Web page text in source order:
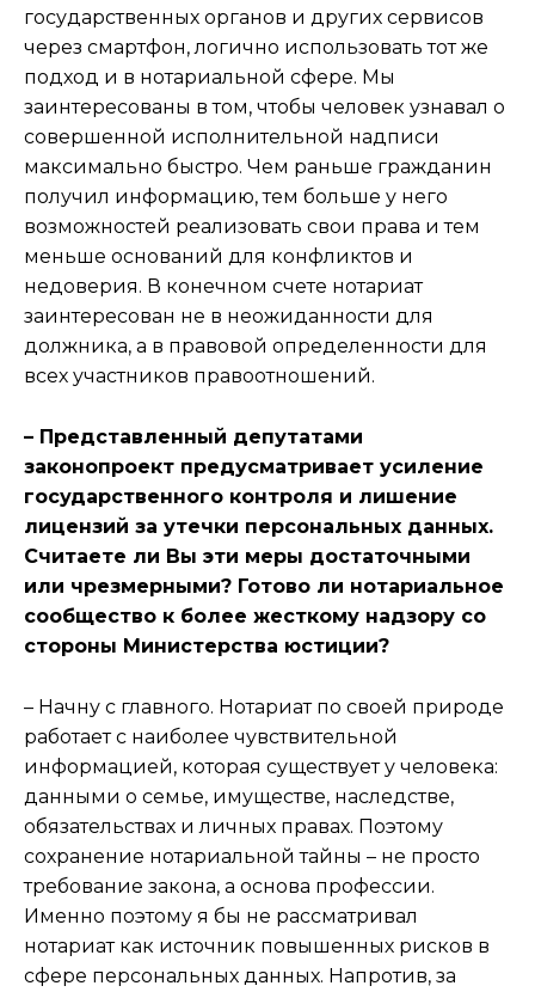
государственных органов и других сервисов
через смартфон, логично использовать тот же
подход и в нотариальной сфере. Мы
заинтересованы в том, чтобы человек узнавал о
совершенной исполнительной надписи
максимально быстро. Чем раньше гражданин
получил информацию, тем больше у него
возможностей реализовать свои права и тем
меньше оснований для конфликтов и
недоверия. В конечном счете нотариат
заинтересован не в неожиданности для
должника, а в правовой определенности для
всех участников правоотношений.
– Представленный депутатами
законопроект предусматривает усиление
государственного контроля и лишение
лицензий за утечки персональных данных.
Считаете ли Вы эти меры достаточными
или чрезмерными? Готово ли нотариальное
сообщество к более жесткому надзору со
стороны Министерства юстиции?
– Начну с главного. Нотариат по своей природе
работает с наиболее чувствительной
информацией, которая существует у человека:
данными о семье, имуществе, наследстве,
обязательствах и личных правах. Поэтому
сохранение нотариальной тайны – не просто
требование закона, а основа профессии.
Именно поэтому я бы не рассматривал
нотариат как источник повышенных рисков в
сфере персональных данных. Напротив, за